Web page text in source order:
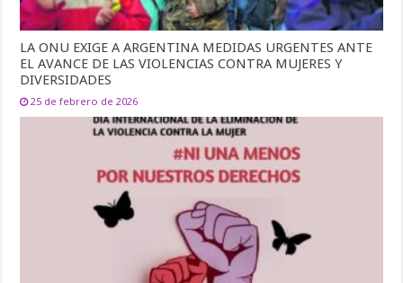
LA ONU EXIGE A ARGENTINA MEDIDAS URGENTES ANTE
EL AVANCE DE LAS VIOLENCIAS CONTRA MUJERES Y
DIVERSIDADES
25 de febrero de 2026